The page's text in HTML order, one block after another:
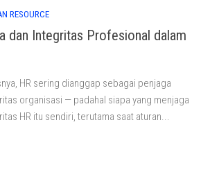
RESOURCE
dan Integritas Profesional dalam
HR sering dianggap sebagai penjaga
organisasi — padahal siapa yang menjaga
HR itu sendiri, terutama saat aturan...